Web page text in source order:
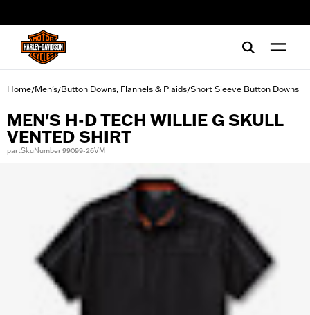
Home/Men's/Button Downs, Flannels & Plaids/Short Sleeve Button Downs
MEN'S H-D TECH WILLIE G SKULL
VENTED SHIRT
partSkuNumber 99099-26VM